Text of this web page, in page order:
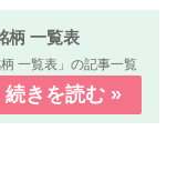
柄 一覧表
柄 一覧表」の記事一覧